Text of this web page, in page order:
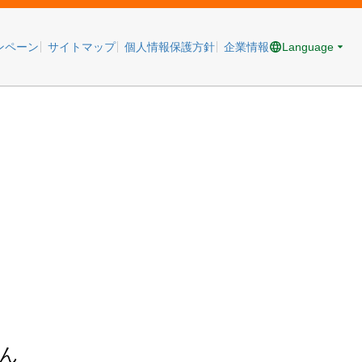
ペーン サイトマップ 個人情報保護方針 企業情報 Language